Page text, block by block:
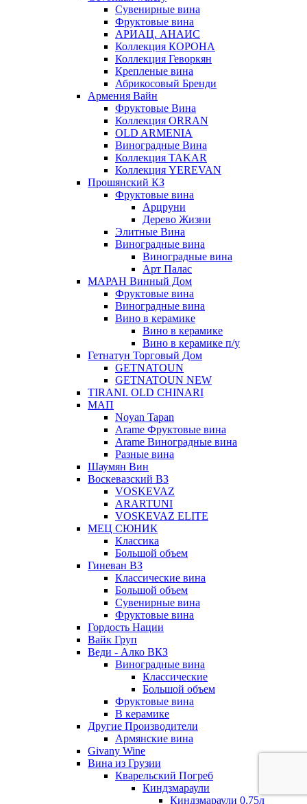
Сувенирные вина
Фруктовые вина
АРИАЦ. АНАИС
Коллекция КОРОНА
Коллекция Геворкян
Крепленые вина
Абрикосовый Бренди
Армения Вайн
Фруктовые Вина
Коллекция ORRAN
OLD ARMENIA
Виноградные Вина
Коллекция TAKAR
Коллекция YEREVAN
Прошянский КЗ
Фруктовые вина
Арцруни
Дерево Жизни
Элитные Вина
Виноградные вина
Виноградные вина
Арт Палас
МАРАН Винный Дом
Фруктовые вина
Виноградные вина
Вино в керамике
Вино в керамике
Вино в керамике п/у
Гетнатун Торговый Дом
GETNATOUN
GETNATOUN NEW
TIRANI. OLD CHINARI
МАП
Noyan Tapan
Arame Фруктовые вина
Arame Виноградные вина
Разные вина
Шаумян Вин
Воскевазский ВЗ
VOSKEVAZ
ARARTUNI
VOSKEVAZ ELITE
МЕЦ СЮНИК
Классика
Большой объем
Гиневан ВЗ
Классические вина
Большой объем
Сувенирные вина
Фруктовые вина
Гордость Нации
Вайк Груп
Веди - Алко ВКЗ
Виноградные вина
Классические
Большой объем
Фруктовые вина
В керамике
Другие Производители
Армянские вина
Givany Wine
Вина из Грузии
Кварельский Погреб
Киндзмараули
Киндзмараули 0,75л